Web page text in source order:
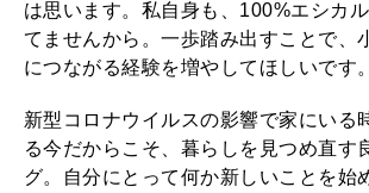
は思います。私自身も、100%エシカ
てませんから。一歩踏み出すことで、
につながる経験を増やしてほしいです。
新型コロナウイルスの影響で家にいる
る今だからこそ、暮らしを見つめ直す
グ。自分にとって何か新しいことを始